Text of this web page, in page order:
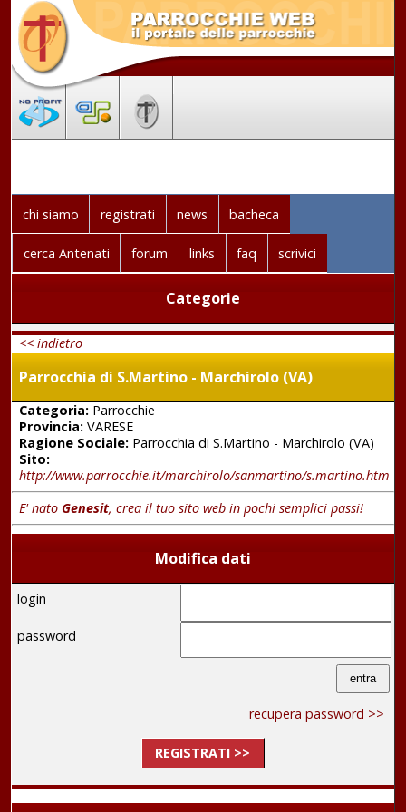
chi siamo registrati news bacheca
cerca Antenati forum links faq scrivici
Categorie
<< indietro
Parrocchia di S.Martino - Marchirolo (VA)
Categoria:Parrocchie
Provincia:VARESE
Ragione Sociale:Parrocchia di S.Martino - Marchirolo (VA)
Sito:
http://www.parrocchie.it/marchirolo/sanmartino/s.martino.htm
E' nato Genesit, crea il tuo sito web in pochi semplici passi!
Modifica dati
login
password
recupera password >>
REGISTRATI >>